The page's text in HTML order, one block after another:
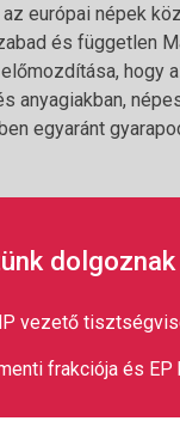
európai népek
és független
hogy
anyagiakban,
egyaránt
dolgoznak
vezető
frakciója és